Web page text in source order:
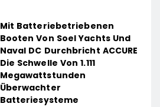
Mit Batteriebetriebenen
Booten Von Soel Yachts Und
Naval DC Durchbricht ACCURE
Die Schwelle Von 1.111
Megawattstunden
Überwachter
Batteriesysteme